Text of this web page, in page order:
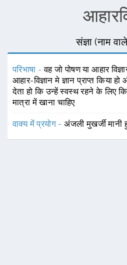
संज्ञा (नाम
परिभाषा -वह जो पोषण या आहार
आहार-विज्ञान मे ज्ञान प्राप्त किया
देता हो कि उन्हें स्वस्थ रहने के लिए
मात्रा में खाना चाहिए
वाक्य में प्रयोग -अंजली मुखर्जी मानी